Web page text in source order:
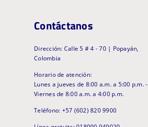
Contáctanos
Dirección: Calle 5 # 4 - 70 | Popayán,
Colombia
Horario de atención:
Lunes a jueves de 8:00 a.m. a 5:00 p.m. -
Viernes de 8:00 a.m. a 4:00 p.m.
Teléfono: +57 (602) 820 9900